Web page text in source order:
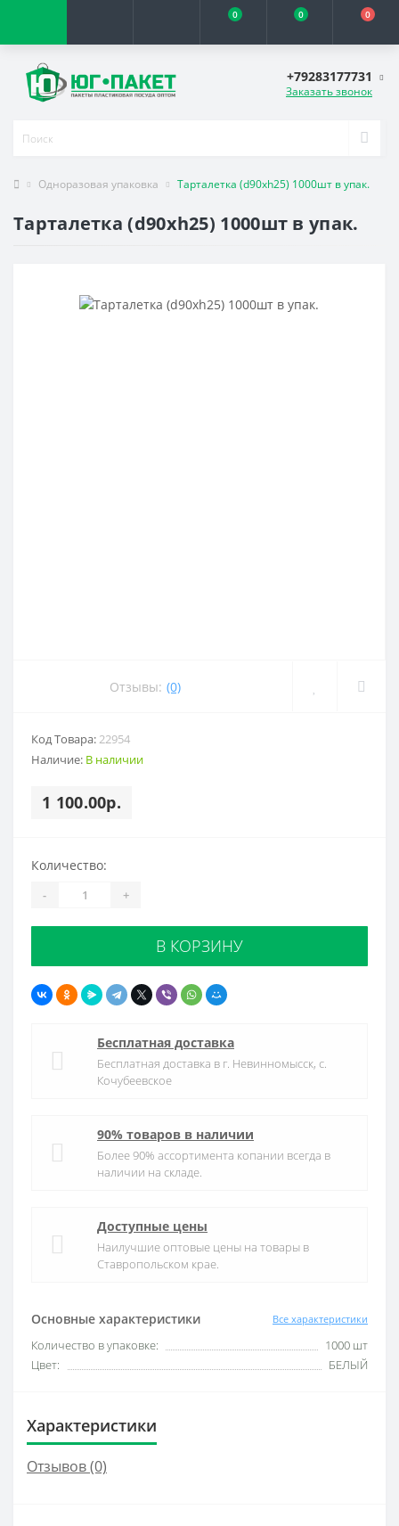
0 0 0
+79283177731
Заказать звонок
Одноразовая упаковка Тарталетка (d90хh25) 1000шт в упак.
Тарталетка (d90хh25) 1000шт в упак.
Отзывы: (0)
Код Товара:22954
Наличие: В наличии
1 100.00р.
Основные характеристики Все характеристики
Количество в упаковке:
1000 шт
Цвет:
БЕЛЫЙ
Количество:
- +
В КОРЗИНУ
Бесплатная доставка
Бесплатная доставка в г. Невинномысск, с.
Кочубеевское
90% товаров в наличии
Более 90% ассортимента копании всегда в
наличии на складе.
Доступные цены
Наилучшие оптовые цены на товары в
Ставропольском крае.
Характеристики
Отзывов (0)